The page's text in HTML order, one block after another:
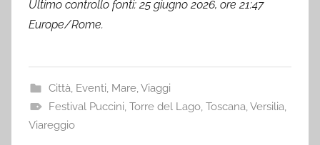
Ultimo controllo fonti: 25 giugno 2026, ore 21:47
Europe/Rome.
Città, Eventi, Mare,Viaggi
Festival Puccini, Torre del Lago, Toscana,Versilia,
Viareggio